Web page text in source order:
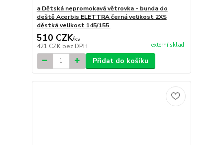
a Dětská nepromokavá větrovka - bunda do
deště Acerbis ELETTRA černá velikost 2XS
děstká velikost 145/155
510 CZK/ks
421 CZK bez DPH externí sklad
Přidat do košíku